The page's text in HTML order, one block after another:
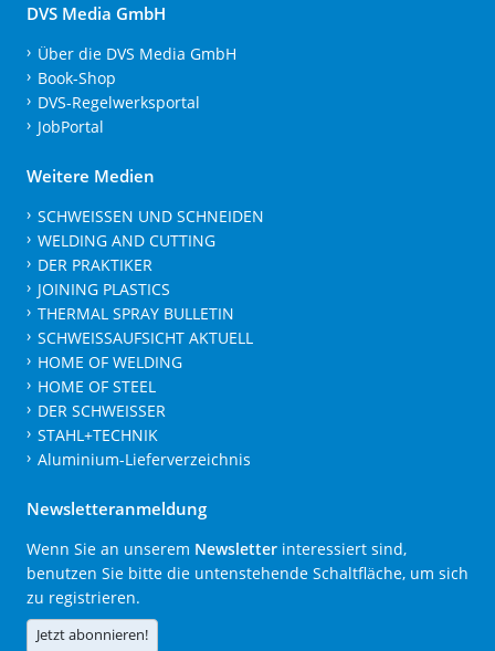
DVS Media GmbH
Über die DVS Media GmbH
Book-Shop
DVS-Regelwerksportal
JobPortal
Weitere Medien
SCHWEISSEN UND SCHNEIDEN
WELDING AND CUTTING
DER PRAKTIKER
JOINING PLASTICS
THERMAL SPRAY BULLETIN
SCHWEISSAUFSICHT AKTUELL
HOME OF WELDING
HOME OF STEEL
DER SCHWEISSER
STAHL+TECHNIK
Aluminium-Lieferverzeichnis
Newsletteranmeldung
Wenn Sie an unserem Newsletter interessiert sind,
benutzen Sie bitte die untenstehende Schaltfläche, um sich
zu registrieren.
Jetzt abonnieren!